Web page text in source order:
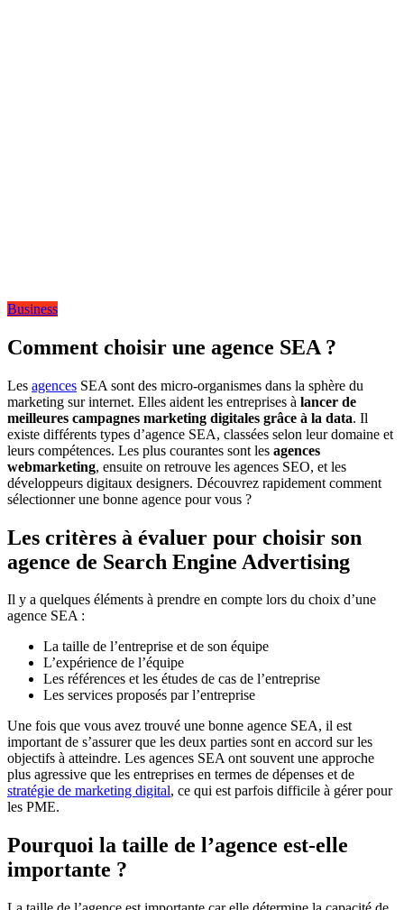
Business
Comment choisir une agence SEA ?
Les agences SEA sont des micro-organismes dans la sphère du
marketing sur internet. Elles aident les entreprises à lancer de
meilleures campagnes marketing digitales grâce à la data. Il
existe différents types d’agence SEA, classées selon leur domaine et
leurs compétences. Les plus courantes sont les agences
webmarketing, ensuite on retrouve les agences SEO, et les
développeurs digitaux designers. Découvrez rapidement comment
sélectionner une bonne agence pour vous ?
Les critères à évaluer pour choisir son
agence de Search Engine Advertising
Il y a quelques éléments à prendre en compte lors du choix d’une
agence SEA :
La taille de l’entreprise et de son équipe
L’expérience de l’équipe
Les références et les études de cas de l’entreprise
Les services proposés par l’entreprise
Une fois que vous avez trouvé une bonne agence SEA, il est
important de s’assurer que les deux parties sont en accord sur les
objectifs à atteindre. Les agences SEA ont souvent une approche
plus agressive que les entreprises en termes de dépenses et de
stratégie de marketing digital, ce qui est parfois difficile à gérer pour
les PME.
Pourquoi la taille de l’agence est-elle
importante ?